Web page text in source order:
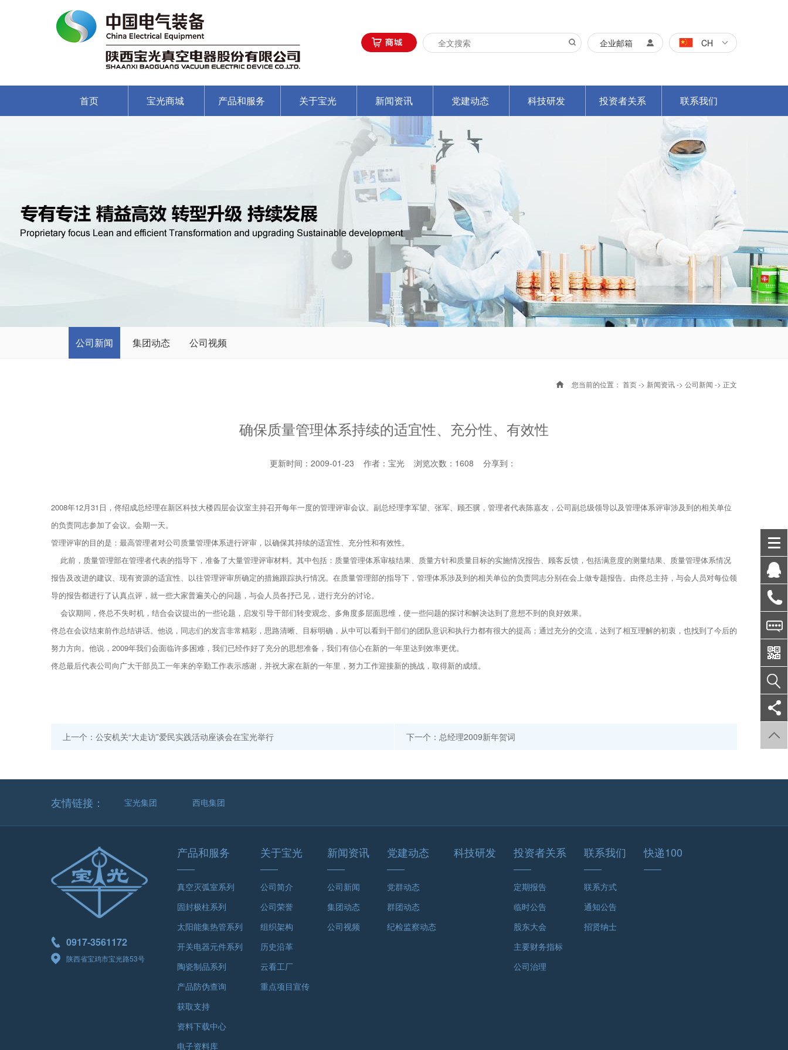
CH
企业邮箱
首页 宝光商城 产品和服务 关于宝光 新闻资讯 党建动态 科技研发 投资者关系 联系我们
公司新闻 集团动态 公司视频
您当前的位置： 首页-> 新闻资讯-> 公司新闻 -> 正文
确保质量管理体系持续的适宜性、充分性、有效性
更新时间：2009-01-23 作者：宝光 浏览次数： 1608 分享到：
2008年12月31日，佟绍成总经理在新区科技大楼四层会议室主持召开每年一度的管理评审会议。副总经理李军望、张军、顾丕骥，管理者代表陈嘉友，公司副总级领导以及管理体系评审涉及到的相关单位
的负责同志参加了会议。会期一天。
管理评审的目的是：最高管理者对公司质量管理体系进行评审，以确保其持续的适宜性、充分性和有效性。
此前，质量管理部在管理者代表的指导下，准备了大量管理评审材料。其中包括：质量管理体系审核结果、质量方针和质量目标的实施情况报告、顾客反馈，包括满意度的测量结果、质量管理体系情况
报告及改进的建议、现有资源的适宜性、以往管理评审所确定的措施跟踪执行情况。在质量管理部的指导下，管理体系涉及到的相关单位的负责同志分别在会上做专题报告。由佟总主持，与会人员对每位领
导的报告都进行了认真点评，就一些大家普遍关心的问题，与会人员各抒己见，进行充分的讨论。
会议期间，佟总不失时机，结合会议提出的一些论题，启发引导干部们转变观念、多角度多层面思维，使一些问题的探讨和解决达到了意想不到的良好效果。
佟总在会议结束前作总结讲话。他说，同志们的发言非常精彩，思路清晰、目标明确，从中可以看到干部们的团队意识和执行力都有很大的提高；通过充分的交流，达到了相互理解的初衷，也找到了今后的
努力方向。他说，2009年我们会面临许多困难，我们已经作好了充分的思想准备，我们有信心在新的一年里达到效率更优。
佟总最后代表公司向广大干部员工一年来的辛勤工作表示感谢，并祝大家在新的一年里，努力工作迎接新的挑战，取得新的成绩。
上一个：公安机关“大走访”爱民实践活动座谈会在宝光举行 下一个：总经理2009新年贺词
友情链接： 宝光集团 西电集团
0917-3561172
陕西省宝鸡市宝光路53号
产品和服务
真空灭弧室系列
固封极柱系列
太阳能集热管系列
开关电器元件系列
陶瓷制品系列
产品防伪查询
获取支持
资料下载中心
电子资料库
关于宝光
公司简介
公司荣誉
组织架构
历史沿革
云看工厂
重点项目宣传
新闻资讯
公司新闻
集团动态
公司视频
党建动态
党群动态
群团动态
纪检监察动态
科技研发 投资者关系
定期报告
临时公告
股东大会
主要财务指标
公司治理
联系我们
联系方式
通知公告
招贤纳士
快递100